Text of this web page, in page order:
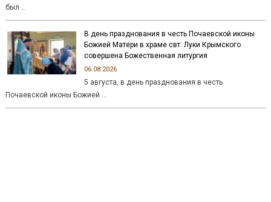
был …
В день празднования в честь Почаевской иконы
Божией Матери в храме свт. Луки Крымского
совершена Божественная литургия
06.08.2026
5 августа, в день празднования в честь
Почаевской иконы Божией …